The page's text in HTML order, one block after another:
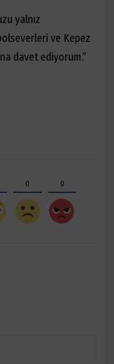
yalnız
ve Kepez
davet ediyorum.”
0 0